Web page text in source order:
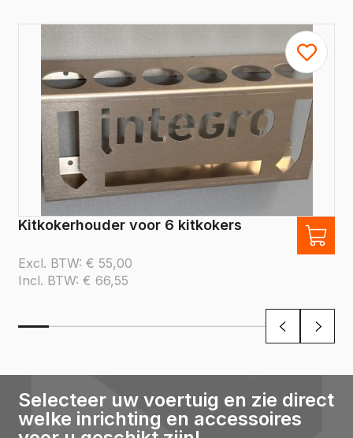
Kitkokerhouder voor 6 kitkokers
Excl. BTW: € 55,00
Incl. BTW: € 66,55
Selecteer uw voertuig en zie direct
welke inrichting en accessoires